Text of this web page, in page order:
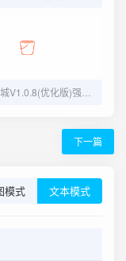
下一篇
模式 文本模式